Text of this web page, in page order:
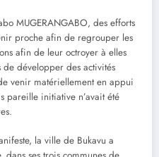
MUGERANGABO, des efforts
proche afin de regrouper les
afin de leur octroyer à elles
développer des activités
venir matériellement en appui
pareille initiative n’avait été
la ville de Bukavu a